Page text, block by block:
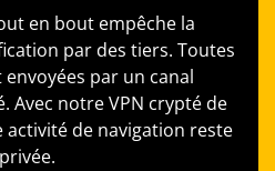
en bout empêche la
par des tiers. Toutes
par un canal
Avec notre VPN crypté de
de navigation reste
privée.